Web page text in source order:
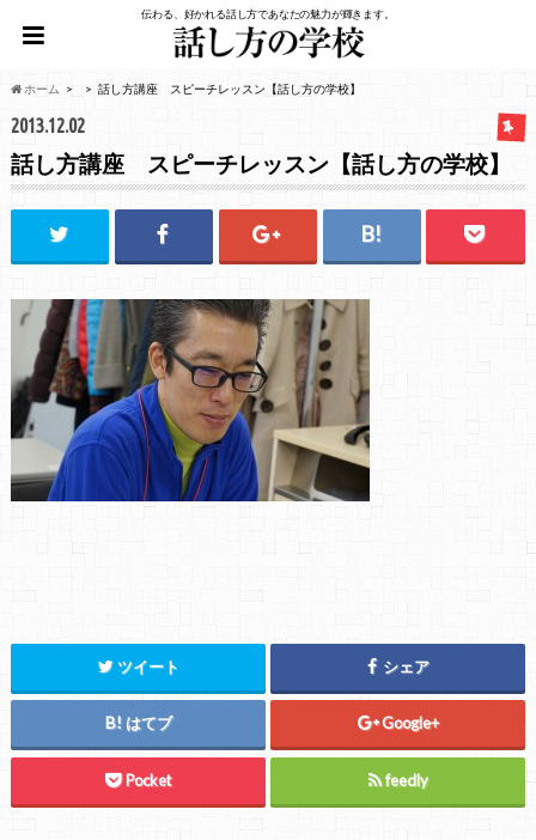
伝わる、好かれる話し方であなたの魅力が輝きます。
ホーム 話し方講座 スピーチレッスン【話し方の学校】
2013.12.02
話し方講座 スピーチレッスン【話し方の学校】
ツイート シェア
はてブ Google+
Pocket feedly